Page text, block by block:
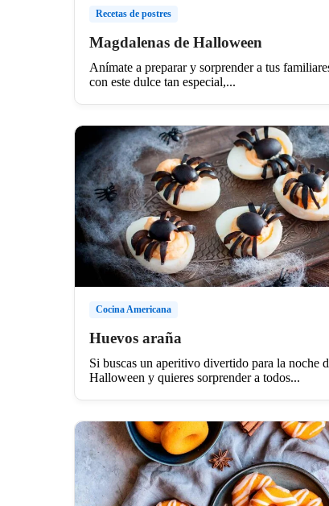
Recetas de postres
Magdalenas de Halloween
Anímate a preparar y sorprender a tus
con este dulce tan especial,...
Cocina Americana
Huevos araña
Si buscas un aperitivo divertido para la noche
Halloween y quieres sorprender a todos...